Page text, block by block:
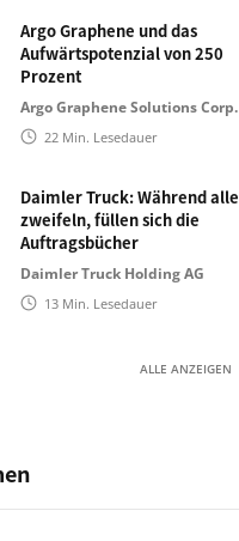
Argo Graphene und das
Aufwärtspotenzial von 250
Prozent
Argo Graphene Solutions Corp.
22 Min. Lesedauer
Daimler Truck: Während alle
zweifeln, füllen sich die
Auftragsbücher
Daimler Truck Holding AG
13 Min. Lesedauer
ALLE ANZEIGEN